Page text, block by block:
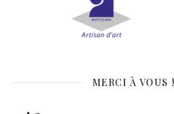
MERCI À VOUS !